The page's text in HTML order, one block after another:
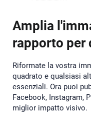
Amplia
rapporto per
Riformate la vostra
quadrato e qualsiasi
essenziali. Ora puoi
Facebook, Instagram,
miglior impatto visivo.